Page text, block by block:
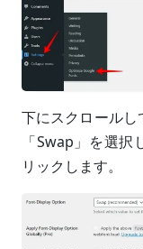
下にスクロールし
「Swap」を選
リックします。